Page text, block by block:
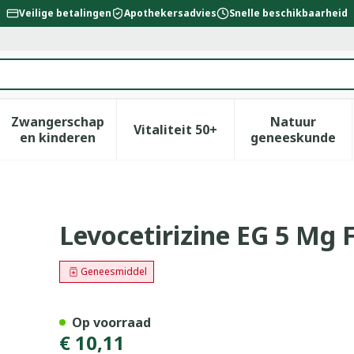
Veilige betalingen Apothekersadvies Snelle beschikbaarheid
verzorging en hygiëne categorie
voor Dieet, voeding en vitamines categorie
Zwangerschap
en kinderenToon submenu voor Zwangerschap en
Vitaliteit 50+Toon submenu voor
Natuur
geneeskunde
Toon
Tabl 40
Levocetirizine EG 5 Mg
Geneesmiddel
€ 10,11
Op voorraad